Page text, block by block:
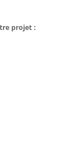
projet :